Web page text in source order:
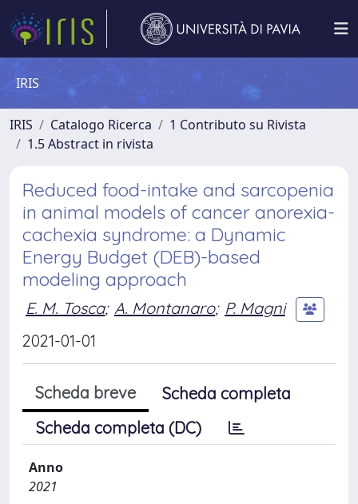
IRIS
IRIS Catalogo Ricerca
1 Contributo su Rivista
1.5 Abstract in rivista
Reduced food-intake and sarcopenia
in animal models of cancer anorexia-
cachexia syndrome: a Dynamic
Energy Budget (DEB)-based
modeling approach
E. M. Tosca; A. Montanaro; P. Magni
2021-01-01
Scheda breve
Scheda completa
Scheda completa (DC)
Anno
2021